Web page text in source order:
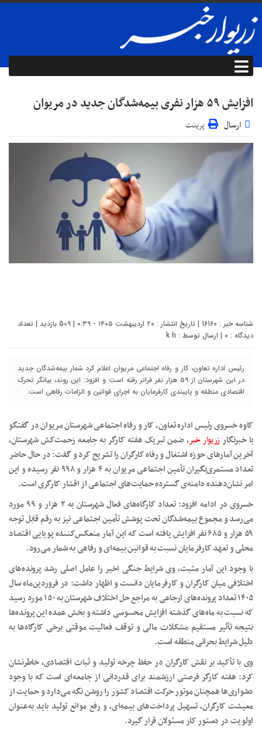
افزایش ۵۹ هزار نفری بیمه‌شدگان جدید در مریوان
ارسال پرینت
شناسه خبر : 16160 | تاریخ انتشار : ۲۰ اردیبهشت ۱۴۰۵ - ۰:۳۹ | 509 بازدید | تعداد
دیدگاه : 0 | ارسال توسط : k h
رئیس اداره تعاون، کار و رفاه اجتماعی مریوان اعلام کرد شمار بیمه‌شدگان جدید
در این شهرستان از ۵۹ هزار نفر فراتر رفته است و افزود: این روند، بیانگر تحرک
اقتصادی منطقه و پایبندی کارفرمایان به اجرای قوانین و الزامات رفاهی است.
کاوه خسروی رئیس اداره تعاون، کار و رفاه اجتماعی شهرستان مریوان در گفتگو
با خبرنگارزریوار خبر، ضمن تبریک هفته کارگر به جامعه زحمت‌کش شهرستان،
آخرین آمارهای حوزه اشتغال و رفاه کارگران را تشریح کرد و گفت: در حال حاضر
تعداد مستمری‌بگیران تأمین اجتماعی مریوان به ۴ هزار و ۹۹۸ نفر رسیده و این
امر نشان‌دهنده دامنه‌ی گسترده حمایت‌های اجتماعی از اقشار کارگری است.
خسروی در ادامه افزود: تعداد کارگاه‌های فعال شهرستان به ۲ هزار و ۹۹ مورد
می‌رسد و مجموع بیمه‌شدگان تحت پوشش تأمین اجتماعی نیز به رقم قابل توجه
۵۹ هزار و ۶۸۵ نفر افزایش یافته است که این آمار منعکس‌کننده پویایی اقتصاد
محلی و تعهد کارفرمایان نسبت به قوانین بیمه‌ای و رفاهی به شمار می‌رود.
با وجود این آمار مثبت، وی شرایط جنگی اخیر را عامل اصلی رشد پرونده‌های
اختلافی میان کارگران و کارفرمایان دانست و اظهار داشت: در فروردین‌ماه سال
۱۴۰۵ تعداد پرونده‌های ارجاعی به مراجع حل اختلاف شهرستان به ۱۵۰ مورد رسید
که نسبت به ماه‌های گذشته افزایش محسوسی داشته و بخش عمده این پرونده‌ها
نتیجه تأثیر مستقیم مشکلات مالی و توقف فعالیت موقتی برخی کارگاه‌ها به
دلیل شرایط بحرانی منطقه است.
وی با تأکید بر نقش کارگران در حفظ چرخه تولید و ثبات اقتصادی، خاطرنشان
کرد: هفته کارگر فرصتی ارزشمند برای قدردانی از جامعه‌ای است که با وجود
دشواری‌ها همچنان موتور حرکت اقتصاد کشور را روشن نگه می‌دارد و حمایت از
معیشت کارگران، تسهیل پرداخت‌های بیمه‌ای، و رفع موانع تولید باید به‌عنوان
اولویت در دستور کار مسئولان قرار گیرد.